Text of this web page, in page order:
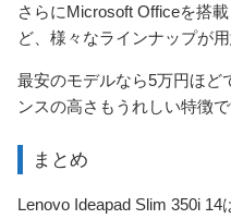
さらにMicrosoft Officeを搭
ど、様々なラインナップが用
最安のモデルなら5万円ほど
ンスの高さもうれしい特徴で
まとめ
Lenovo Ideapad Slim 350i